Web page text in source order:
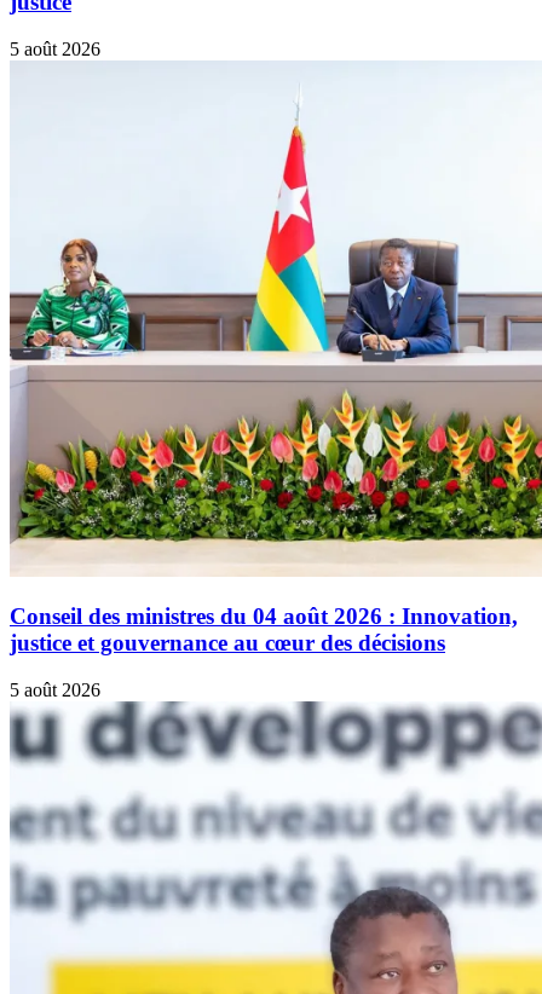
5 août 2026
Conseil des ministres du 04 août 2026 : Innovation,
justice et gouvernance au cœur des décisions
5 août 2026